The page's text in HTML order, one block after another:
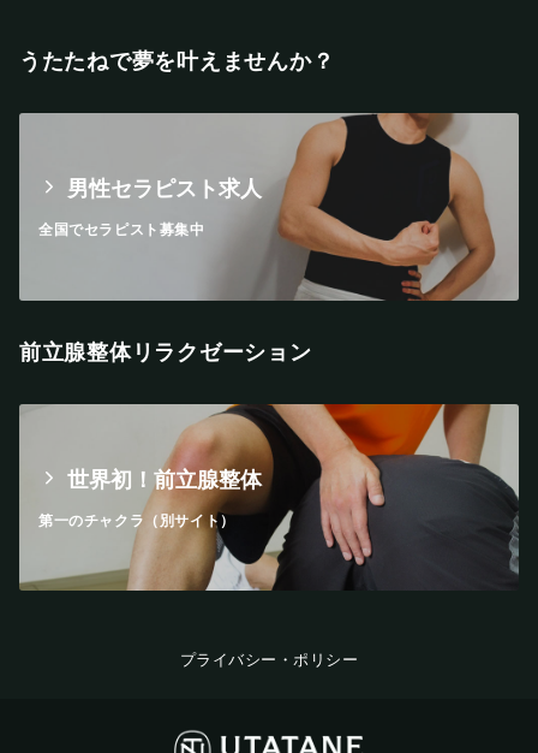
うたたねで夢を叶えませんか？
男性セラピスト求人
全国でセラピスト募集中
前立腺整体リラクゼーション
世界初！前立腺整体
第一のチャクラ（別サイト）
プライバシー・ポリシー